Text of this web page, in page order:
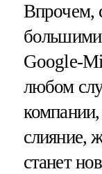
Впрочем,
Google-
любом
слияние,
станет